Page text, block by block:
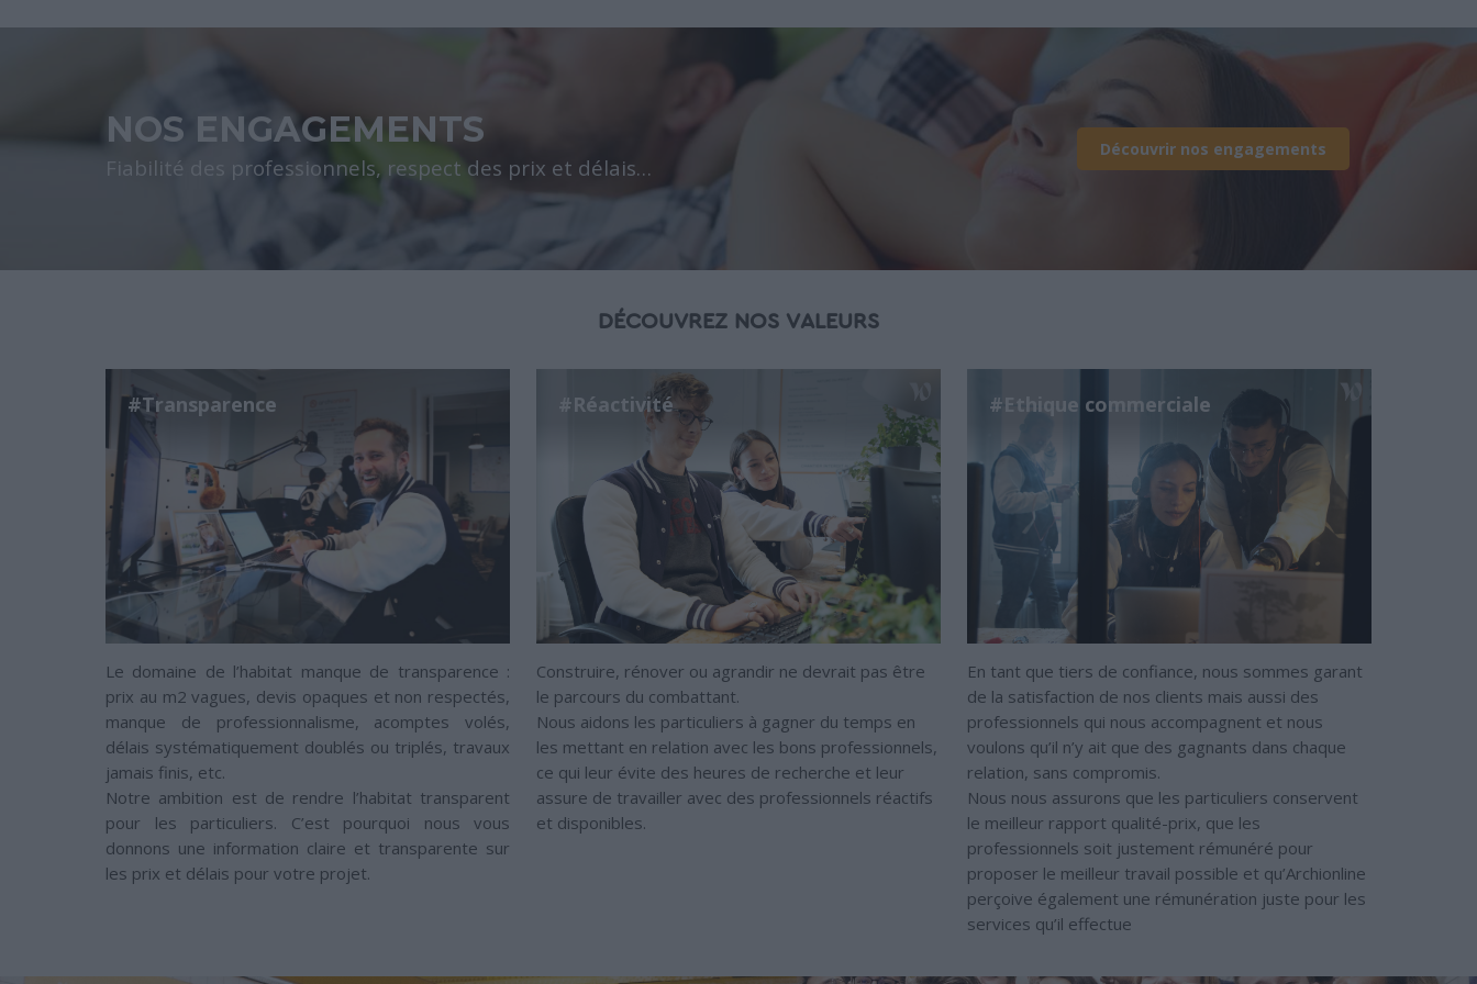
NOS ENGAGEMENTS
Fiabilité des professionnels, respect des prix et délais…
Découvrir nos engagements
DÉCOUVREZ NOS VALEURS
#Transparence
Le domaine de l’habitat manque de transparence :
prix au m2 vagues, devis opaques et non respectés,
manque de professionnalisme, acomptes volés,
délais systématiquement doublés ou triplés, travaux
jamais finis, etc.
Notre ambition est de rendre l’habitat transparent
pour les particuliers. C’est pourquoi nous vous
donnons une information claire et transparente sur
les prix et délais pour votre projet.
#Réactivité
Construire, rénover ou agrandir ne devrait pas être
le parcours du combattant.
Nous aidons les particuliers à gagner du temps en
les mettant en relation avec les bons professionnels,
ce qui leur évite des heures de recherche et leur
assure de travailler avec des professionnels réactifs
et disponibles.
#Ethique commerciale
En tant que tiers de confiance, nous sommes garant
de la satisfaction de nos clients mais aussi des
professionnels qui nous accompagnent et nous
voulons qu’il n’y ait que des gagnants dans chaque
relation, sans compromis.
Nous nous assurons que les particuliers conservent
le meilleur rapport qualité-prix, que les
professionnels soit justement rémunéré pour
proposer le meilleur travail possible et qu’Archionline
perçoive également une rémunération juste pour les
services qu’il effectue